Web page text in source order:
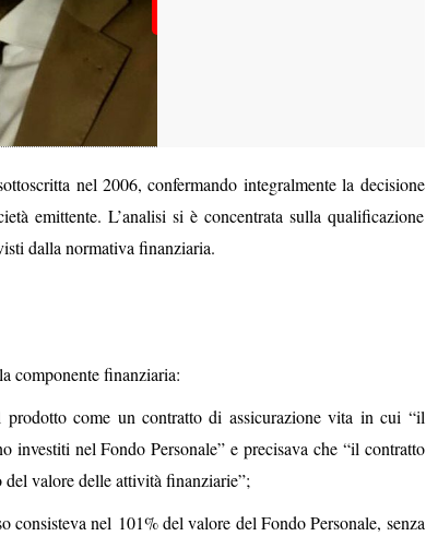
nel 2006, confermando integralmente la decisione
emittente. L’analisi si è concentrata sulla qualificazione
dalla normativa finanziaria.
componente finanziaria:
come un contratto di assicurazione vita in cui “il
nel Fondo Personale” e precisava che “il contratto
valore delle attività finanziarie”;
nel 101% del valore del Fondo Personale, senza